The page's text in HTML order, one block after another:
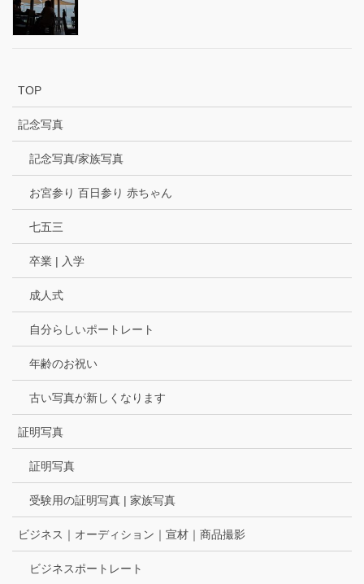
TOP
記念写真
記念写真/家族写真
お宮参り 百日参り 赤ちゃん
七五三
卒業 | 入学
成人式
自分らしいポートレート
年齢のお祝い
古い写真が新しくなります
証明写真
証明写真
受験用の証明写真 | 家族写真
ビジネス｜オーディション｜宣材｜商品撮影
ビジネスポートレート